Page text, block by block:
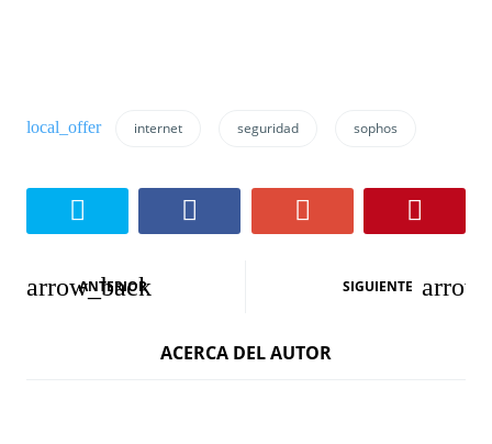
internet seguridad sophos
N
ANTERIOR SIGUIENTE
ACERCA DEL AUTOR